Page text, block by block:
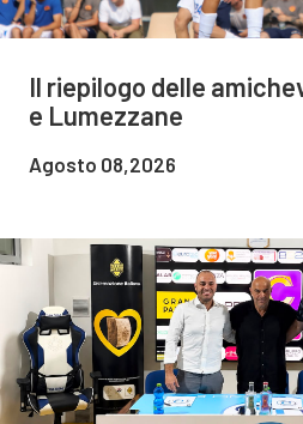
Il riepilogo delle
e Lumezzane
Agosto 08,2026